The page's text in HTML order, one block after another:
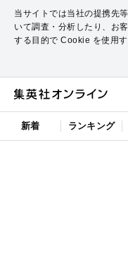
当サイトでは当社の提携先
いて調査・分析したり、お
する目的で Cookie を使用す
新着 ランキング